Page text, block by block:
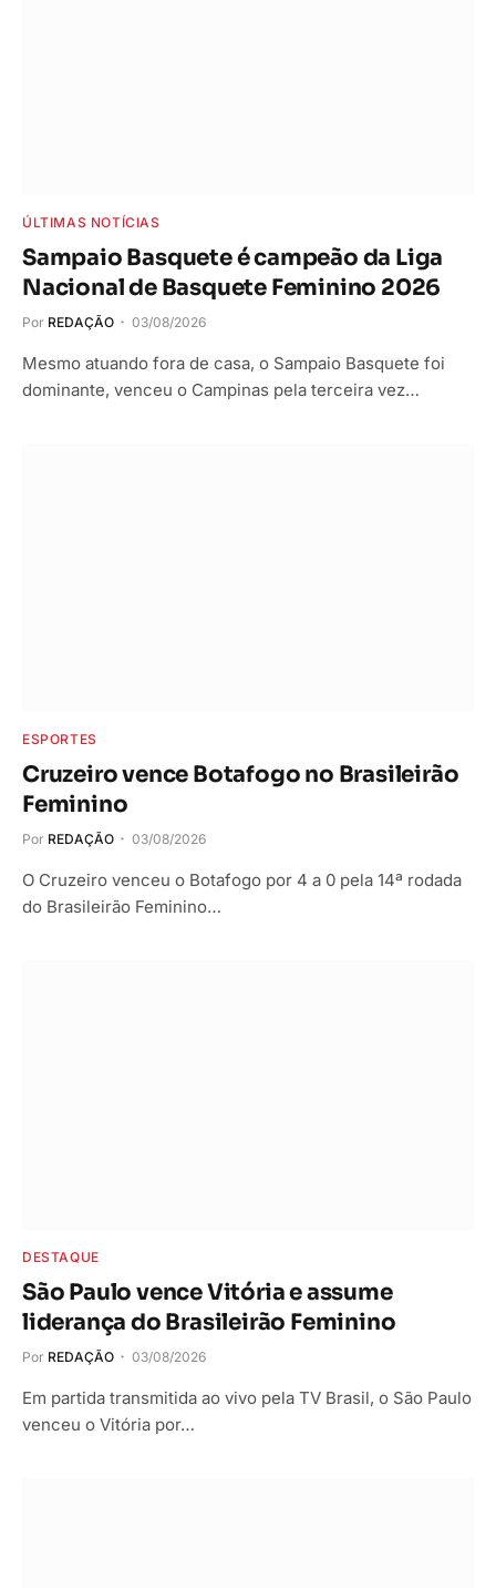
ÚLTIMAS NOTÍCIAS
Sampaio Basquete é campeão da Liga
Nacional de Basquete Feminino 2026
Por REDAÇÃO 03/08/2026
Mesmo atuando fora de casa, o Sampaio Basquete foi
dominante, venceu o Campinas pela terceira vez…
ESPORTES
Cruzeiro vence Botafogo no Brasileirão
Feminino
Por REDAÇÃO 03/08/2026
O Cruzeiro venceu o Botafogo por 4 a 0 pela 14ª rodada
do Brasileirão Feminino…
DESTAQUE
São Paulo vence Vitória e assume
liderança do Brasileirão Feminino
Por REDAÇÃO 03/08/2026
Em partida transmitida ao vivo pela TV Brasil, o São Paulo
venceu o Vitória por…